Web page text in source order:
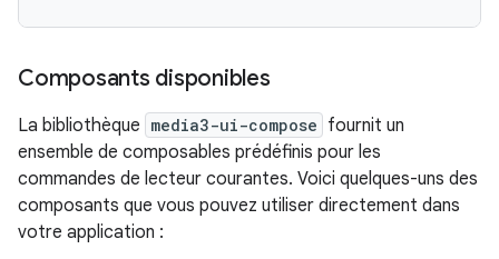
Composants disponibles
La bibliothèque media3-ui-compose fournit un
ensemble de composables prédéfinis pour les
commandes de lecteur courantes. Voici quelques-uns des
composants que vous pouvez utiliser directement dans
votre application :